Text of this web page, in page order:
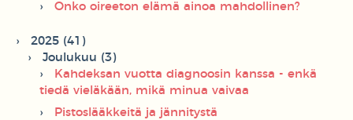
Onko oireeton elämä ainoa mahdollinen?
2025 (41)
Joulukuu (3)
Kahdeksan vuotta diagnoosin kanssa - enkä
tiedä vieläkään, mikä minua vaivaa
Pistoslääkkeitä ja jännitystä